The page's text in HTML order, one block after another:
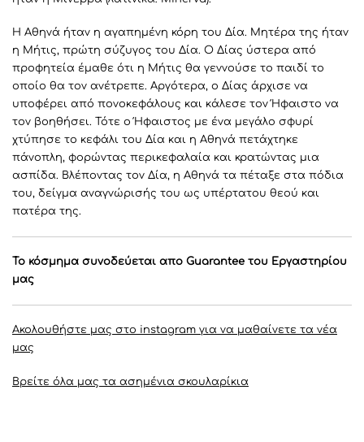
Η Αθηνά ήταν η αγαπημένη κόρη του Δία. Μητέρα της ήταν
η Μήτις, πρώτη σύζυγος του Δία. Ο Δίας ύστερα από
προφητεία έμαθε ότι η Μήτις θα γεννούσε το παιδί το
οποίο θα τον ανέτρεπε. Αργότερα, ο Δίας άρχισε να
υποφέρει από πονοκεφάλους και κάλεσε τον Ήφαιστο να
τον βοηθήσει. Τότε ο Ήφαιστος με ένα μεγάλο σφυρί
χτύπησε το κεφάλι του Δία και η Αθηνά πετάχτηκε
πάνοπλη, φορώντας περικεφαλαία και κρατώντας μια
ασπίδα. Βλέποντας τον Δία, η Αθηνά τα πέταξε στα πόδια
του, δείγμα αναγνώρισής του ως υπέρτατου θεού και
πατέρα της.
Το κόσμημα συνοδεύεται απο Guarantee του Eργαστηρίου
μας
Ακολουθήστε μας στο instagram για να μαθαίνετε τα νέα
μας
Βρείτε όλα μας τα ασημένια σκουλαρίκια